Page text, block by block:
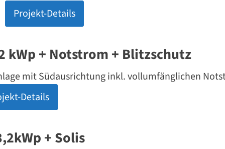
Projekt-Details
kWp + Notstrom + Blitzschutz
mit Südausrichtung inkl. vollumfänglichen
Details
+ Solis